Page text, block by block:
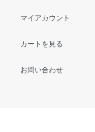
マイアカウント
カートを見る
お問い合わせ